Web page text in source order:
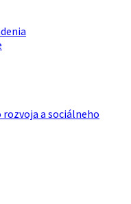
a sociálneho